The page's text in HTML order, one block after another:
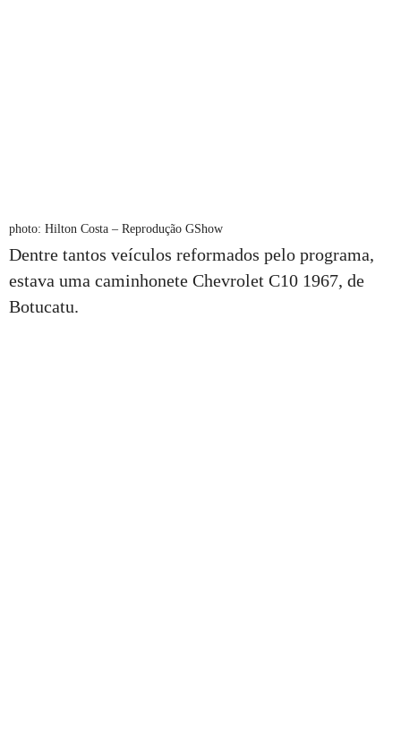
photo: Hilton Costa – Reprodução GShow
Dentre tantos veículos reformados pelo programa,
estava uma caminhonete Chevrolet C10 1967, de
Botucatu.